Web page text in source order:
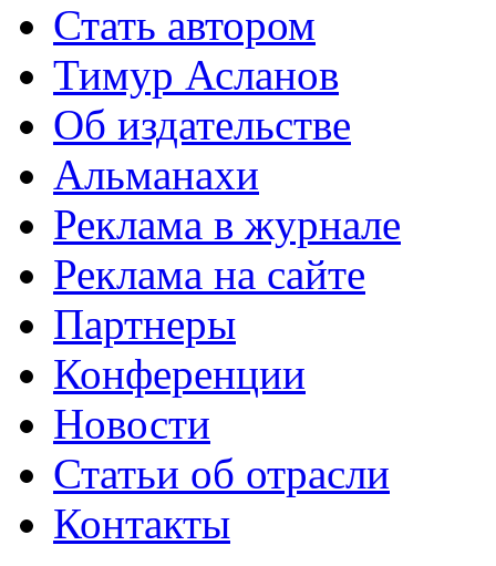
Стать автором
Тимур Асланов
Об издательстве
Альманахи
Реклама в журнале
Реклама на сайте
Партнеры
Конференции
Новости
Статьи об отрасли
Контакты